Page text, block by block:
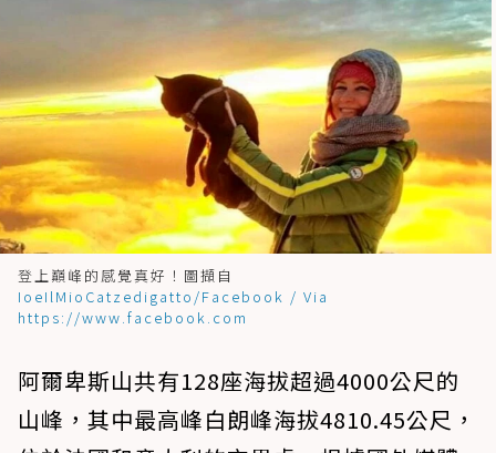
登上巔峰的感覺真好！圖擷自
IoeIlMioCatzedigatto/Facebook / Via
https://www.facebook.com
阿爾卑斯山共有128座海拔超過4000公尺的
山峰，其中最高峰白朗峰海拔4810.45公尺，